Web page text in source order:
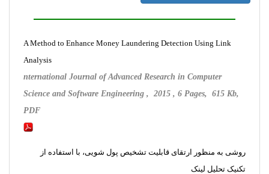
A Method to Enhance Money Laundering Detection Using Link
Analysis
nternational Journal of Advanced Research in Computer
Science and Software Engineering , 2015 , 6 Pages, 615 Kb,
PDF
روشی به منظور ارتقای قابلیت تشخیص پول شویی، با استفاده از
تکنیک تحلیل لینک